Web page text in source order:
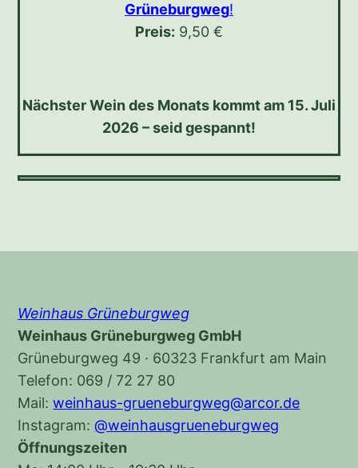
Grüneburgweg!
Preis: 9,50 €
Nächster Wein des Monats kommt am 15. Juli
2026 – seid gespannt!
Weinhaus Grüneburgweg
Weinhaus Grüneburgweg GmbH
Grüneburgweg 49 · 60323 Frankfurt am Main
Telefon: 069 / 72 27 80
Mail:weinhaus-grueneburgweg@arcor.de
Instagram:@weinhausgrueneburgweg
Öffnungszeiten